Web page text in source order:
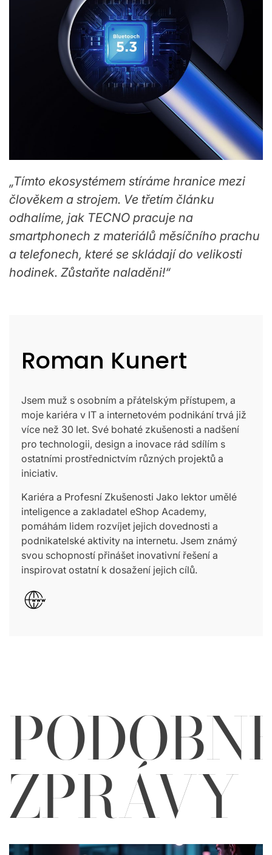
„Tímto ekosystémem stíráme hranice mezi
člověkem a strojem. Ve třetím článku
odhalíme, jak TECNO pracuje na
smartphonech z materiálů měsíčního prachu
a telefonech, které se skládají do velikosti
hodinek. Zůstaňte naladěni!“
Roman Kunert
Jsem muž s osobním a přátelským přístupem, a
moje kariéra v IT a internetovém podnikání trvá již
více než 30 let. Své bohaté zkušenosti a nadšení
pro technologii, design a inovace rád sdílím s
ostatními prostřednictvím různých projektů a
iniciativ.
Kariéra a Profesní Zkušenosti Jako lektor umělé
inteligence a zakladatel eShop Academy,
pomáhám lidem rozvíjet jejich dovednosti a
podnikatelské aktivity na internetu. Jsem známý
svou schopností přinášet inovativní řešení a
inspirovat ostatní k dosažení jejich cílů.
ZPRÁVY